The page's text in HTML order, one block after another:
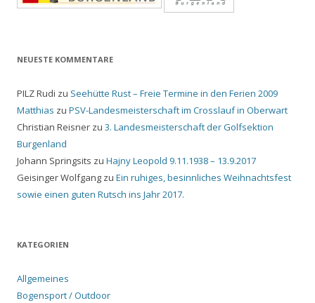
NEUESTE KOMMENTARE
PILZ Rudi zu Seehütte Rust – Freie Termine in den Ferien 2009
Matthias zu PSV-Landesmeisterschaft im Crosslauf in Oberwart
Christian Reisner zu 3. Landesmeisterschaft der Golfsektion
Burgenland
Johann Springsits zu Hajny Leopold 9.11.1938 – 13.9.2017
Geisinger Wolfgang zu Ein ruhiges, besinnliches Weihnachtsfest
sowie einen guten Rutsch ins Jahr 2017.
KATEGORIEN
Allgemeines
Bogensport / Outdoor